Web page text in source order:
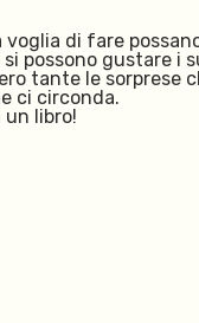
di fare
si possono
tante le
ci circonda.
libro!